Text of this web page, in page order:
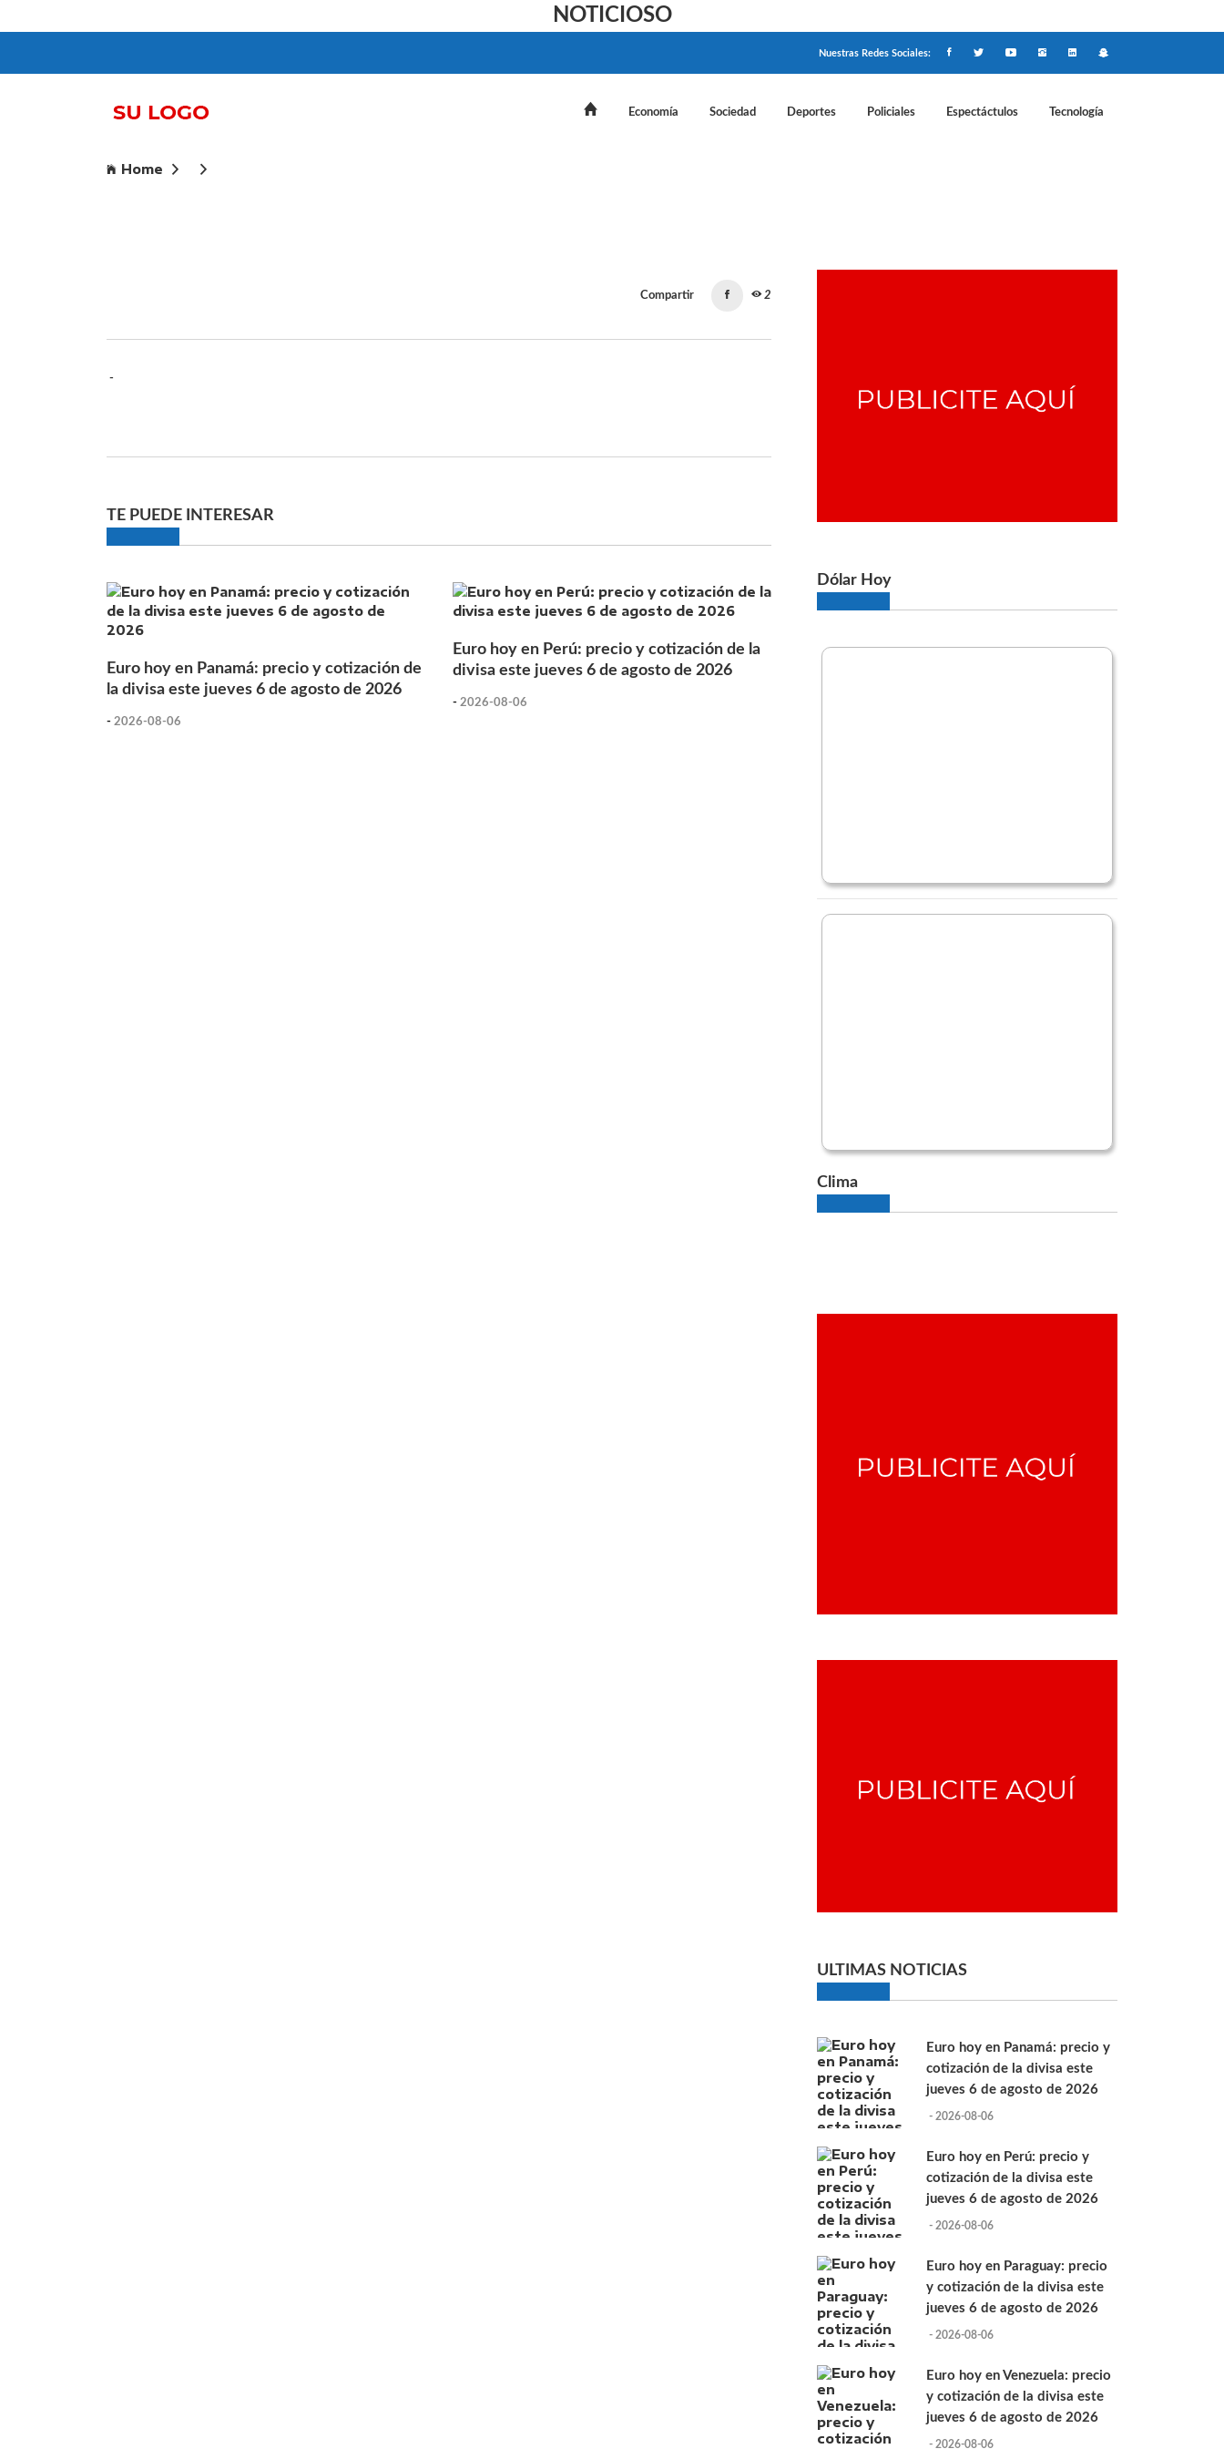
NOTICIOSO
Nuestras Redes Sociales:
Economía Sociedad Deportes Policiales Espectáctulos Tecnología
Home
Compartir 2
-
TE PUEDE INTERESAR
Euro hoy en Panamá: precio y cotización de
la divisa este jueves 6 de agosto de 2026
- 2026-08-06
Euro hoy en Perú: precio y cotización de la
divisa este jueves 6 de agosto de 2026
- 2026-08-06
Dólar Hoy
Clima
ULTIMAS NOTICIAS
Euro hoy en Panamá: precio y
cotización de la divisa este
jueves 6 de agosto de 2026
- 2026-08-06
Euro hoy en Perú: precio y
cotización de la divisa este
jueves 6 de agosto de 2026
- 2026-08-06
Euro hoy en Paraguay: precio
y cotización de la divisa este
jueves 6 de agosto de 2026
- 2026-08-06
Euro hoy en Venezuela: precio
y cotización de la divisa este
jueves 6 de agosto de 2026
- 2026-08-06